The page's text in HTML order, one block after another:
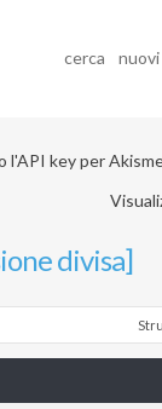
cerca
l'API key per
divisa]